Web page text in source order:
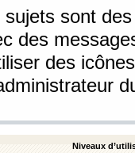
sont
des
des
Niveaux